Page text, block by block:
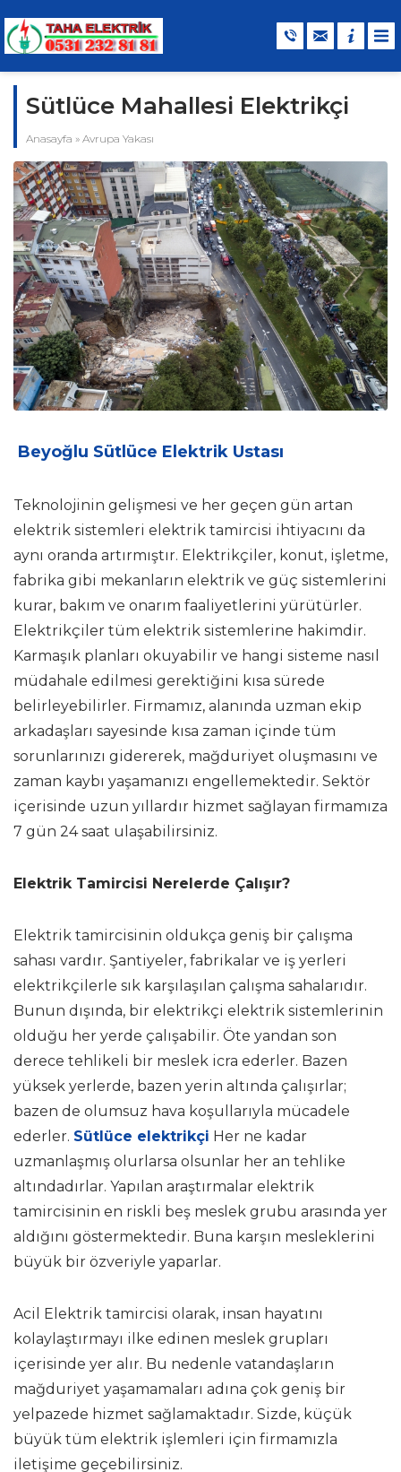
Sütlüce Mahallesi Elektrikçi
Anasayfa » Avrupa Yakası
Beyoğlu Sütlüce Elektrik Ustası
Teknolojinin gelişmesi ve her geçen gün artan
elektrik sistemleri elektrik tamircisi ihtiyacını da
aynı oranda artırmıştır. Elektrikçiler, konut, işletme,
fabrika gibi mekanların elektrik ve güç sistemlerini
kurar, bakım ve onarım faaliyetlerini yürütürler.
Elektrikçiler tüm elektrik sistemlerine hakimdir.
Karmaşık planları okuyabilir ve hangi sisteme nasıl
müdahale edilmesi gerektiğini kısa sürede
belirleyebilirler. Firmamız, alanında uzman ekip
arkadaşları sayesinde kısa zaman içinde tüm
sorunlarınızı gidererek, mağduriyet oluşmasını ve
zaman kaybı yaşamanızı engellemektedir. Sektör
içerisinde uzun yıllardır hizmet sağlayan firmamıza
7 gün 24 saat ulaşabilirsiniz.
Elektrik Tamircisi Nerelerde Çalışır?
Elektrik tamircisinin oldukça geniş bir çalışma
sahası vardır. Şantiyeler, fabrikalar ve iş yerleri
elektrikçilerle sık karşılaşılan çalışma sahalarıdır.
Bunun dışında, bir elektrikçi elektrik sistemlerinin
olduğu her yerde çalışabilir. Öte yandan son
derece tehlikeli bir meslek icra ederler. Bazen
yüksek yerlerde, bazen yerin altında çalışırlar;
bazen de olumsuz hava koşullarıyla mücadele
ederler. Sütlüce elektrikçi Her ne kadar
uzmanlaşmış olurlarsa olsunlar her an tehlike
altındadırlar. Yapılan araştırmalar elektrik
tamircisinin en riskli beş meslek grubu arasında yer
aldığını göstermektedir. Buna karşın mesleklerini
büyük bir özveriyle yaparlar.
Acil Elektrik tamircisi olarak, insan hayatını
kolaylaştırmayı ilke edinen meslek grupları
içerisinde yer alır. Bu nedenle vatandaşların
mağduriyet yaşamamaları adına çok geniş bir
yelpazede hizmet sağlamaktadır. Sizde, küçük
büyük tüm elektrik işlemleri için firmamızla
iletişime geçebilirsiniz.